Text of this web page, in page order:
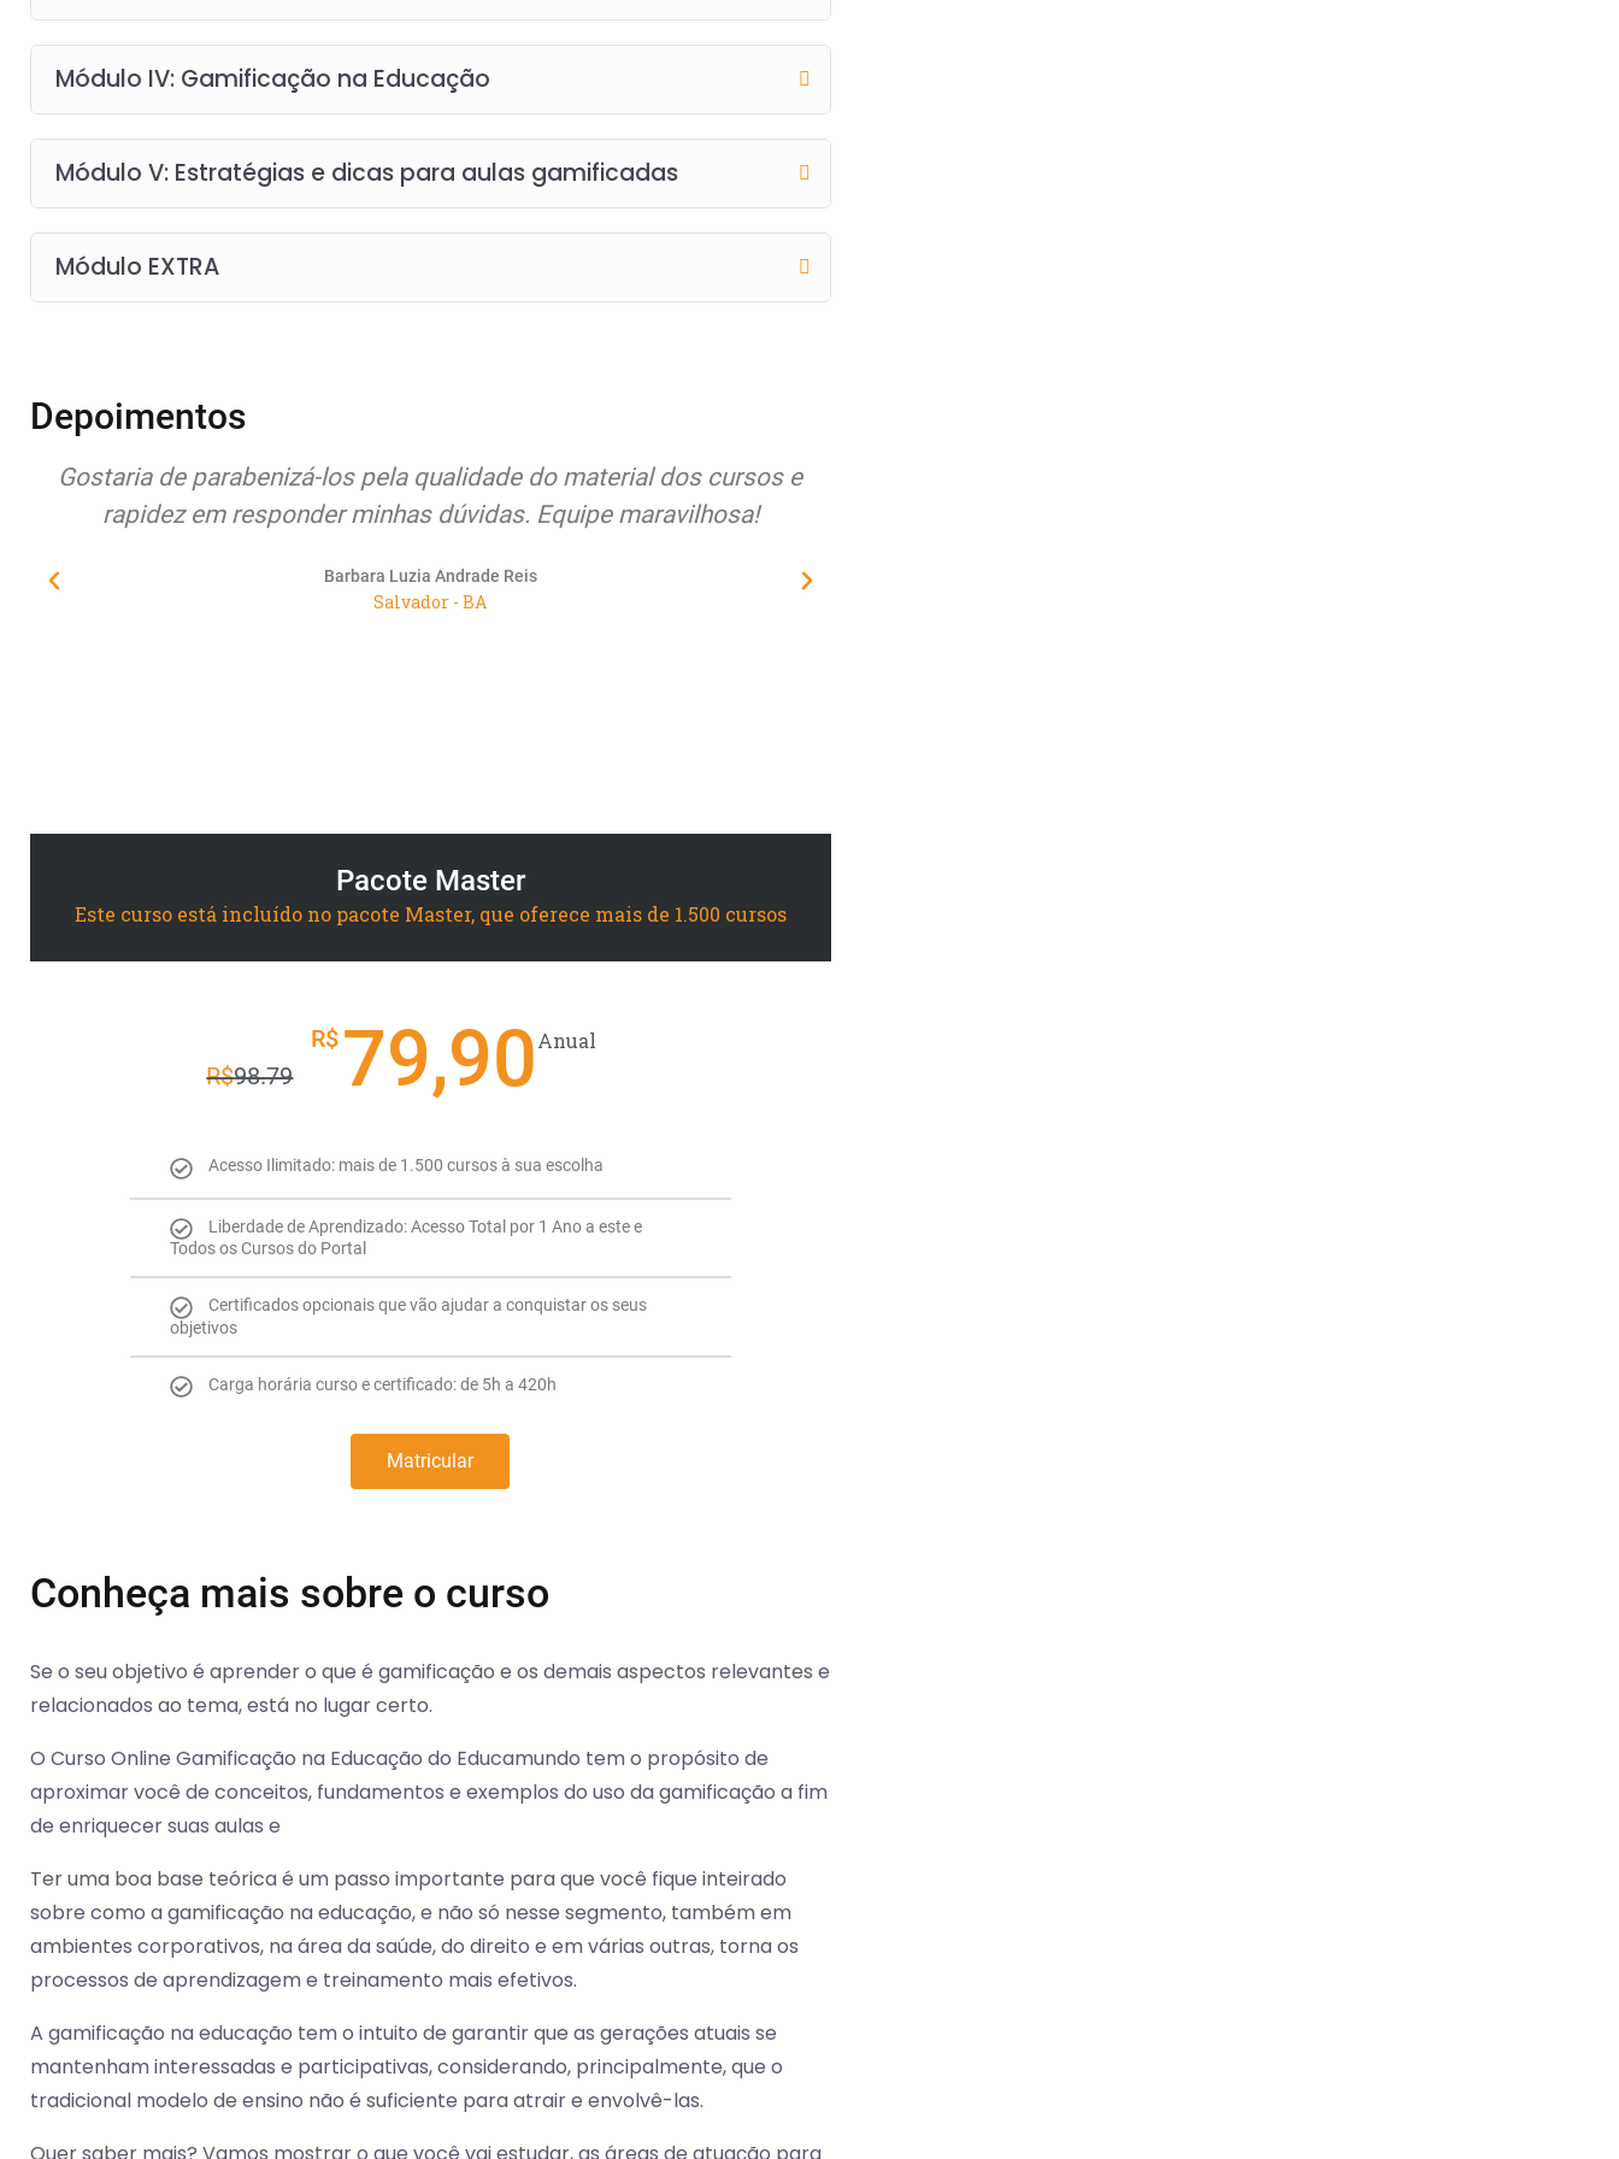
Módulo IV: Gamificação na Educação
Módulo V: Estratégias e dicas para aulas gamificadas
Módulo EXTRA
Depoimentos
Gostaria de parabenizá-los pela qualidade do material dos cursos e
rapidez em responder minhas dúvidas. Equipe maravilhosa!
Barbara Luzia Andrade Reis
Salvador - BA
Pacote Master
Este curso está incluído no pacote Master, que oferece mais de 1.500 cursos
R$98.79
R$ 79,90Anual
Acesso Ilimitado: mais de 1.500 cursos à sua escolha
Liberdade de Aprendizado: Acesso Total por 1 Ano a este e
Todos os Cursos do Portal
Certificados opcionais que vão ajudar a conquistar os seus
objetivos
Carga horária curso e certificado: de 5h a 420h
Matricular
Conheça mais sobre o curso
Se o seu objetivo é aprender o que é gamificação e os demais aspectos relevantes e
relacionados ao tema, está no lugar certo.
O Curso Online Gamificação na Educação do Educamundo tem o propósito de
aproximar você de conceitos, fundamentos e exemplos do uso da gamificação a fim
de enriquecer suas aulas e
Ter uma boa base teórica é um passo importante para que você fique inteirado
sobre como a gamificação na educação, e não só nesse segmento, também em
ambientes corporativos, na área da saúde, do direito e em várias outras, torna os
processos de aprendizagem e treinamento mais efetivos.
A gamificação na educação tem o intuito de garantir que as gerações atuais se
mantenham interessadas e participativas, considerando, principalmente, que o
tradicional modelo de ensino não é suficiente para atrair e envolvê-las.